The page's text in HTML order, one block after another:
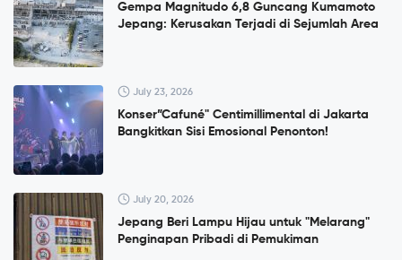
Gempa Magnitudo 6,8 Guncang Kumamoto
Jepang: Kerusakan Terjadi di Sejumlah Area
July 23, 2026
Konser”Cafuné" Centimillimental di Jakarta
Bangkitkan Sisi Emosional Penonton!
July 20, 2026
Jepang Beri Lampu Hijau untuk "Melarang"
Penginapan Pribadi di Pemukiman